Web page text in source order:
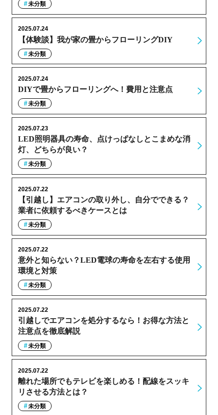
未分類
【体験談】我が家の畳からフローリングDIY
2025.07.24
未分類
DIYで畳からフローリングへ！費用と注意点
2025.07.24
未分類
LED照明器具の寿命、点けっぱなしとこまめな消
灯、どちらが良い？
2025.07.23
未分類
【引越し】エアコンの取り外し、自分でできる？
業者に依頼するべきケースとは
2025.07.22
未分類
意外と知らない？LED電球の寿命を左右する使用
環境と対策
2025.07.22
未分類
引越しでエアコンを処分するなら！お得な方法と
注意点を徹底解説
2025.07.22
未分類
離れた場所でもテレビを楽しめる！配線をスッキ
リさせる方法とは？
2025.07.22
未分類